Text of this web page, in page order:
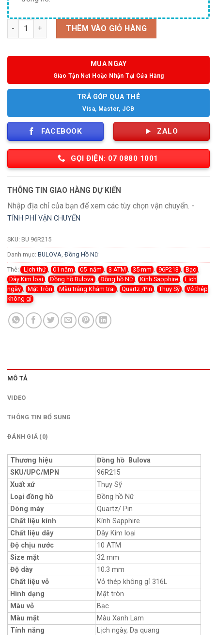
Số lượng THÊM VÀO GIỎ HÀNG
MUA NGAY
Giao Tận Nơi Hoặc Nhận Tại Cửa Hàng
TRẢ GÓP QUA THẺ
Visa, Master, JCB
FACEBOOK ZALO
GỌI ĐIỆN: 07 0880 1001
THÔNG TIN GIAO HÀNG DỰ KIẾN
Nhập địa chỉ của bạn để xem các tùy chọn vận chuyển. -
TÍNH PHÍ VẬN CHUYỂN
SKU: BU 96R215
Danh mục: BULOVA, Đồng Hồ Nữ
Thẻ: Lịch thứ , 01 năm , 05 năm , 3 ATM , 35 mm , 96P213 , Bạc ,
Dây Kim loại , Đồng hồ Bulova , Đồng hồ Nữ , Kính Sapphire , Lịch
ngày , Mặt Tròn , Màu trắng Khảm trai , Quartz /Pin , Thụy Sỹ , Vỏ thép
không gỉ
MÔ TẢ
VIDEO
THÔNG TIN BỔ SUNG
ĐÁNH GIÁ (0)
Thương hiệu
Đồng hồ Bulova
SKU/UPC/MPN
96R215
Xuất xứ
Thụy Sỹ
Loại đồng hồ
Đồng hồ Nữ
Dòng máy
Quartz/ Pin
Chất liệu kính
Kính Sapphire
Chất liệu dây
Dây Kim loại
Độ chịu nước
10 ATM
Size mặt
32 mm
Độ dày
10.3 mm
Chất liệu vỏ
Vỏ thép không gỉ 316L
Hình dạng
Mặt tròn
Màu vỏ
Bạc
Màu mặt
Màu Xanh Lam
Tính năng
Lịch ngày, Dạ quang